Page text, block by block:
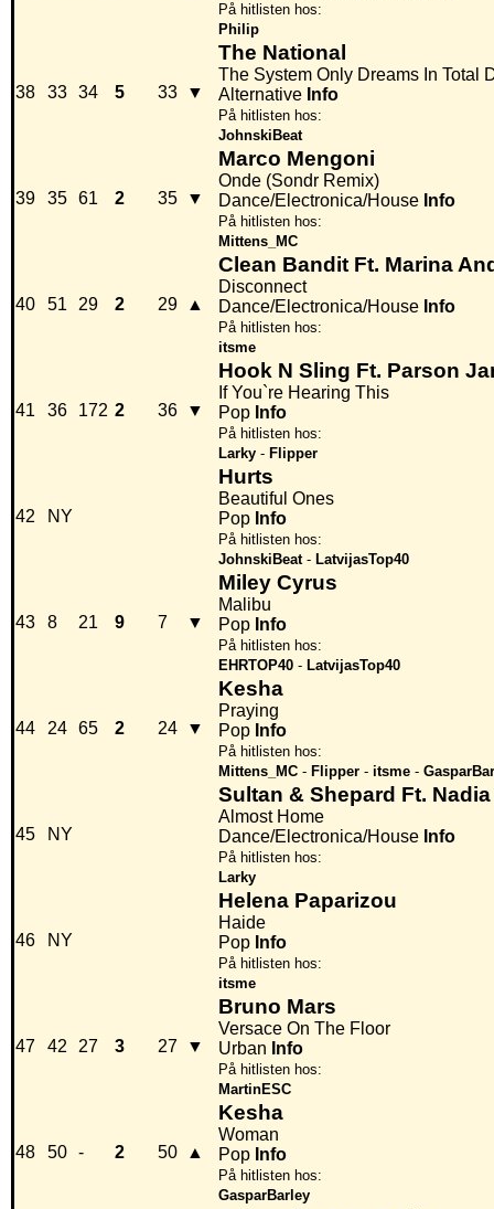
På hitlisten hos:
Philip
38 33 34 5 33 ▼
The National
The System Only Dreams In Total
Alternative Info
På hitlisten hos:
JohnskiBeat
39 35 61 2 35 ▼
Marco Mengoni
Onde (Sondr Remix)
Dance/Electronica/House Info
På hitlisten hos:
Mittens_MC
40 51 29 2 29 ▲
Clean Bandit Ft. Marina
Disconnect
Dance/Electronica/House Info
På hitlisten hos:
itsme
41 36 172 2 36 ▼
Hook N Sling Ft. Parson
If You`re Hearing This
Pop Info
På hitlisten hos:
Larky - Flipper
42 NY
Hurts
Beautiful Ones
Pop Info
På hitlisten hos:
JohnskiBeat- LatvijasTop40
43 8 21 9 7 ▼
Miley Cyrus
Malibu
Pop Info
På hitlisten hos:
EHRTOP40 - LatvijasTop40
44 24 65 2 24 ▼
Kesha
Praying
Pop Info
På hitlisten hos:
Mittens_MC - Flipper - itsme -
45 NY
Sultan & Shepard Ft.
Almost Home
Dance/Electronica/House Info
På hitlisten hos:
Larky
46 NY
Helena Paparizou
Haide
Pop Info
På hitlisten hos:
itsme
47 42 27 3 27 ▼
Bruno Mars
Versace On The Floor
Urban Info
På hitlisten hos:
MartinESC
48 50 - 2 50 ▲
Kesha
Woman
Pop Info
På hitlisten hos:
GasparBarley